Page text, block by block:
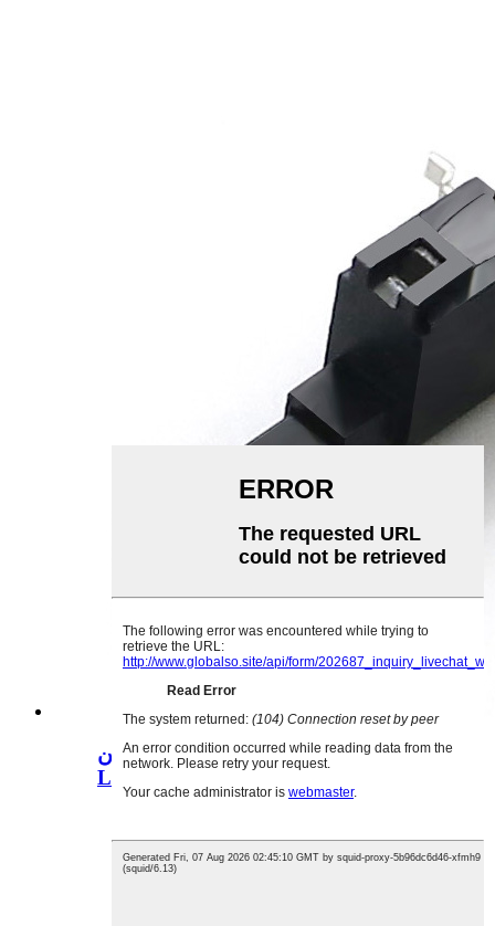
ساخت چین MS-007 Micro Switch
Limit Detecti...